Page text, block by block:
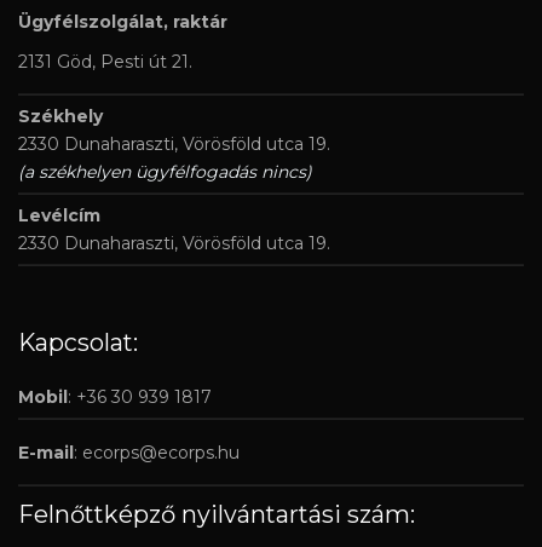
Ügyfélszolgálat, raktár
2131 Göd, Pesti út 21.
Székhely
2330 Dunaharaszti, Vörösföld utca 19.
(a székhelyen ügyfélfogadás nincs)
Levélcím
2330 Dunaharaszti, Vörösföld utca 19.
Kapcsolat:
Mobil: +36 30 939 1817
E-mail: ecorps@ecorps.hu
Felnőttképző nyilvántartási szám: